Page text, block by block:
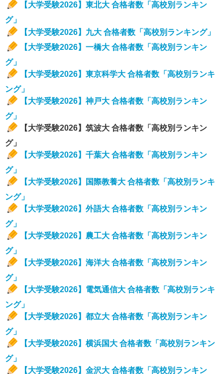
【大学受験2026】東北大 合格者数「高校別ランキン
グ」
【大学受験2026】九大 合格者数「高校別ランキング」
【大学受験2026】一橋大 合格者数「高校別ランキン
グ」
【大学受験2026】東京科学大 合格者数「高校別ランキ
ング」
【大学受験2026】神戸大 合格者数「高校別ランキン
グ」
【大学受験2026】筑波大 合格者数「高校別ランキン
グ」
【大学受験2026】千葉大 合格者数「高校別ランキン
グ」
【大学受験2026】国際教養大 合格者数「高校別ランキ
ング」
【大学受験2026】外語大 合格者数「高校別ランキン
グ」
【大学受験2026】農工大 合格者数「高校別ランキン
グ」
【大学受験2026】海洋大 合格者数「高校別ランキン
グ」
【大学受験2026】電気通信大 合格者数「高校別ランキ
ング」
【大学受験2026】都立大 合格者数「高校別ランキン
グ」
【大学受験2026】横浜国大 合格者数「高校別ランキン
グ」
【大学受験2026】金沢大 合格者数「高校別ランキン